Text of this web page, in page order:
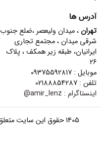
آدرس ها
تهران ، میدان ولیعصر ،ضلع جنوب
شرقی میدان ، مجتمع تجاری
ایرانیان، طبقه زیر همکف ، پلاک
26
موبایل : 09375592817
تلفن : 02188854287
اینستاگرام : amir_lenz@
1405 حقوق این سایت متعلق به امیر لنز می باشد. 1392-1405